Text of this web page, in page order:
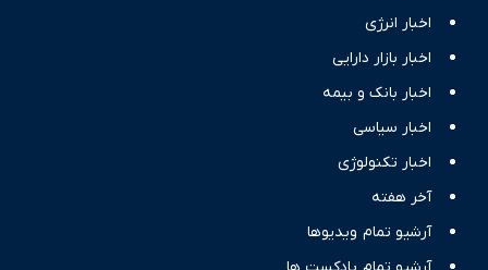
اخبار انرژی
اخبار بازار دارایی
اخبار بانک و بیمه
اخبار سیاسی
اخبار تکنولوژی
آخر هفته
آرشیو تمام ویدیوها